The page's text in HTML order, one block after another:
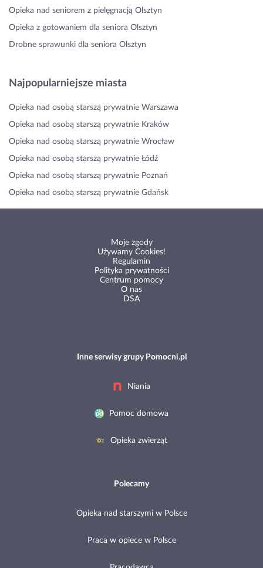
Opieka nad seniorem z pielęgnacją Olsztyn
Opieka z gotowaniem dla seniora Olsztyn
Drobne sprawunki dla seniora Olsztyn
Najpopularniejsze miasta
Opieka nad osobą starszą prywatnie Warszawa
Opieka nad osobą starszą prywatnie Kraków
Opieka nad osobą starszą prywatnie Wrocław
Opieka nad osobą starszą prywatnie Łódź
Opieka nad osobą starszą prywatnie Poznań
Opieka nad osobą starszą prywatnie Gdańsk
Moje zgody
Używamy Cookies!
Regulamin
Polityka prywatności
Centrum pomocy
O nas
DSA
Inne serwisy grupy Pomocni.pl
Niania
Pomoc domowa
Opieka zwierząt
Polecamy
Opieka nad starszymi w Polsce
Praca w opiece w Polsce